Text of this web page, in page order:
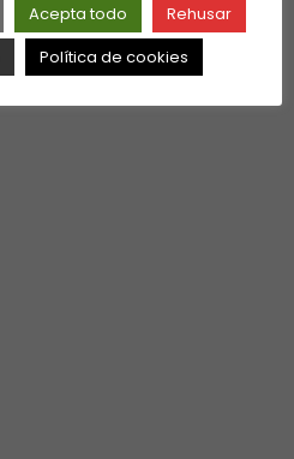
Acepta todo
Rehusar
Política de cookies